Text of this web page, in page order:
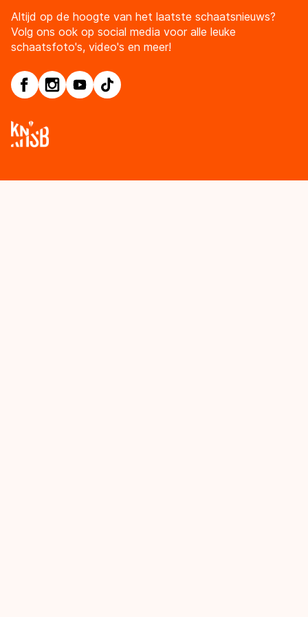
Altijd op de hoogte van het laatste schaatsnieuws?
Volg ons ook op social media voor alle leuke
schaatsfoto's, video's en meer!